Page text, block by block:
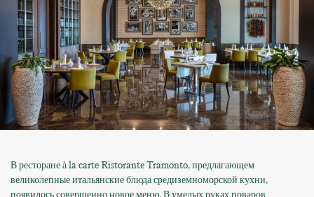
В ресторане à la carte Ristorante Tramonto, предлагающем
великолепные итальянские блюда средиземноморской кухни,
появилось совершенно новое меню. В умелых руках поваров